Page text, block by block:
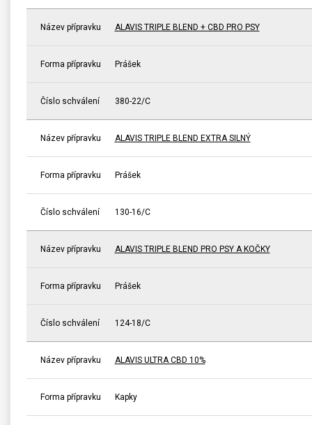
Název přípravku ALAVIS TRIPLE BLEND + CBD PRO PSY
Forma přípravku Prášek
Číslo schválení 380-22/C
Název přípravku ALAVIS TRIPLE BLEND EXTRA SILNÝ
Forma přípravku Prášek
Číslo schválení 130-16/C
Název přípravku ALAVIS TRIPLE BLEND PRO PSY A KOČKY
Forma přípravku Prášek
Číslo schválení 124-18/C
Název přípravku ALAVIS ULTRA CBD 10%
Forma přípravku Kapky